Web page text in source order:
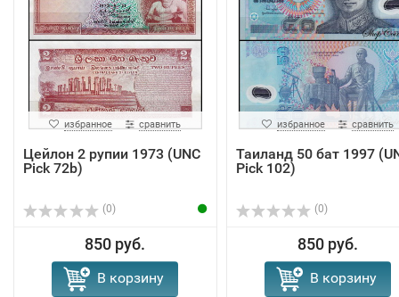
избранное сравнить
Цейлон 2 рупии 1973 (UNC
Pick 72b)
(0)
850 руб.
В корзину
избранное сравнить
Таиланд 50 бат 1997
Pick 102)
(0)
850 руб.
В корзину